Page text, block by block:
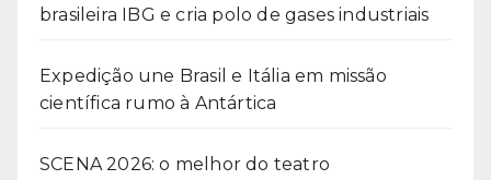
brasileira IBG e cria polo de gases industriais
Expedição une Brasil e Itália em missão
científica rumo à Antártica
SCENA 2026: o melhor do teatro